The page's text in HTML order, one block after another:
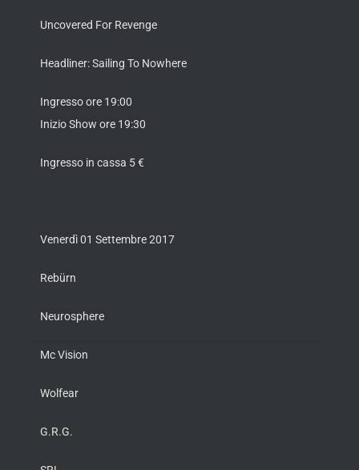
Uncovered For Revenge
Headliner: Sailing To Nowhere
Ingresso ore 19:00
Inizio Show ore 19:30
Ingresso in cassa 5 €
Venerdì 01 Settembre 2017
Rebürn
Neurosphere
Mc Vision
Wolfear
G.R.G.